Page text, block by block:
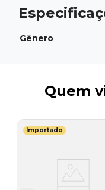
Gênero
Quem
Importado